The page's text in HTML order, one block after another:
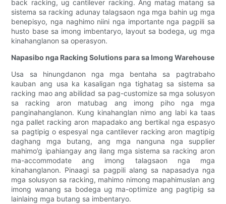
back racking, ug cantilever racking. Ang matag matang sa
sistema sa racking adunay talagsaon nga mga bahin ug mga
benepisyo, nga naghimo niini nga importante nga pagpili sa
husto base sa imong imbentaryo, layout sa bodega, ug mga
kinahanglanon sa operasyon.
Napasibo nga Racking Solutions para sa Imong Warehouse
Usa sa hinungdanon nga mga bentaha sa pagtrabaho
kauban ang usa ka kasaligan nga tighatag sa sistema sa
racking mao ang abilidad sa pag-customize sa mga solusyon
sa racking aron matubag ang imong piho nga mga
panginahanglanon. Kung kinahanglan nimo ang labi ka taas
nga pallet racking aron mapadako ang bertikal nga espasyo
sa pagtipig o espesyal nga cantilever racking aron magtipig
daghang mga butang, ang mga nanguna nga supplier
mahimo’g ipahiangay ang ilang mga sistema sa racking aron
ma-accommodate ang imong talagsaon nga mga
kinahanglanon. Pinaagi sa pagpili alang sa napasadya nga
mga solusyon sa racking, mahimo nimong mapahimuslan ang
imong wanang sa bodega ug ma-optimize ang pagtipig sa
lainlaing mga butang sa imbentaryo.